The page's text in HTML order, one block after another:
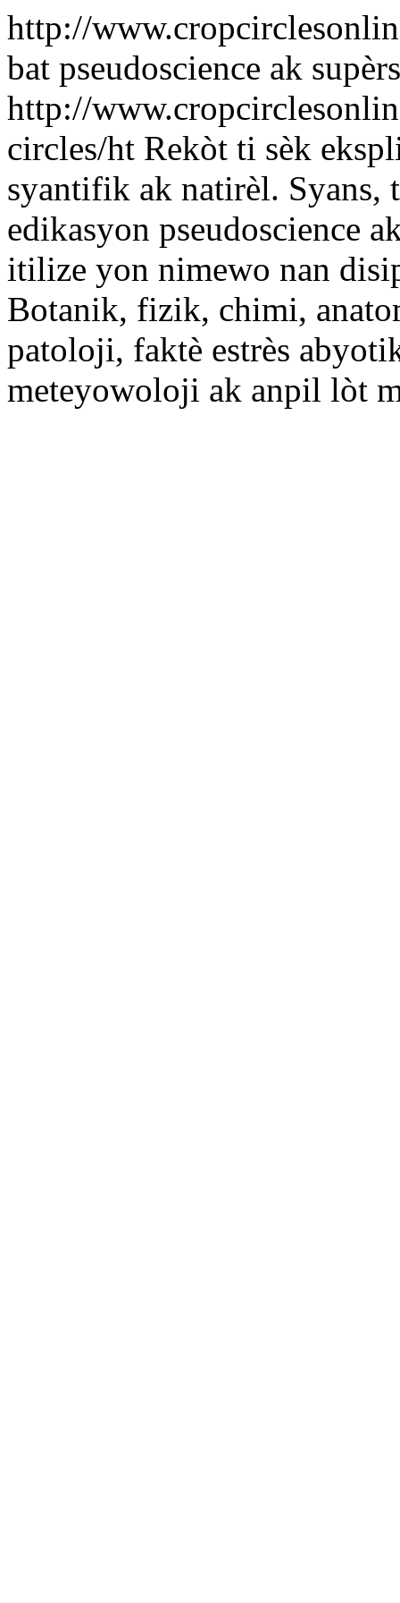
http://
bat pseudoscience ak
http://
circles/ht Rekòt ti sèk
syantifik ak natirèl. Syans,
edikasyon pseudoscience
itilize yon nimewo nan
Botanik, fizik, chimi,
patoloji, faktè estrès
meteyowoloji ak anpil lòt